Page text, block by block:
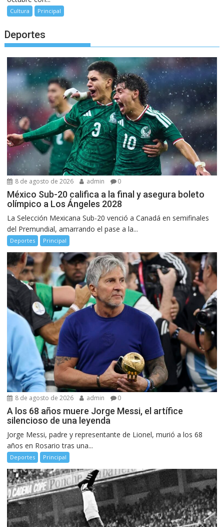
Cultura Principal
Deportes
8 de agosto de 2026 admin 0
México Sub-20 califica a la final y asegura boleto
olímpico a Los Ángeles 2028
La Selección Mexicana Sub-20 venció a Canadá en semifinales
del Premundial, amarrando el pase a la...
Deportes Principal
8 de agosto de 2026 admin 0
A los 68 años muere Jorge Messi, el artífice
silencioso de una leyenda
Jorge Messi, padre y representante de Lionel, murió a los 68
años en Rosario tras una...
Deportes Principal